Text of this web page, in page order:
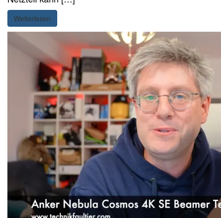
Weiterlesen